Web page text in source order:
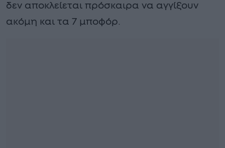
δεν αποκλείεται πρόσκαιρα να αγγίξουν
ακόμη και τα 7 μποφόρ.